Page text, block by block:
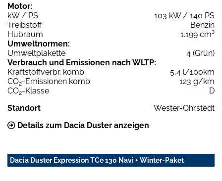
Motor:
kW / PS
103 kW / 140 PS
Treibstoff
Benzin
Hubraum
1.199 cm³
Umweltnormen:
Umweltplakette
4 (Grün)
Verbrauch und Emissionen nach WLTP:
Kraftstoffverbr. komb.
5,4 l/100km
CO2-Emissionen komb.
123 g/km
CO2-Klasse
D
Standort
Wester-Ohrstedt
Details zum Dacia Duster anzeigen
Dacia Duster Expression TCe 130 Navi + Winter-Paket